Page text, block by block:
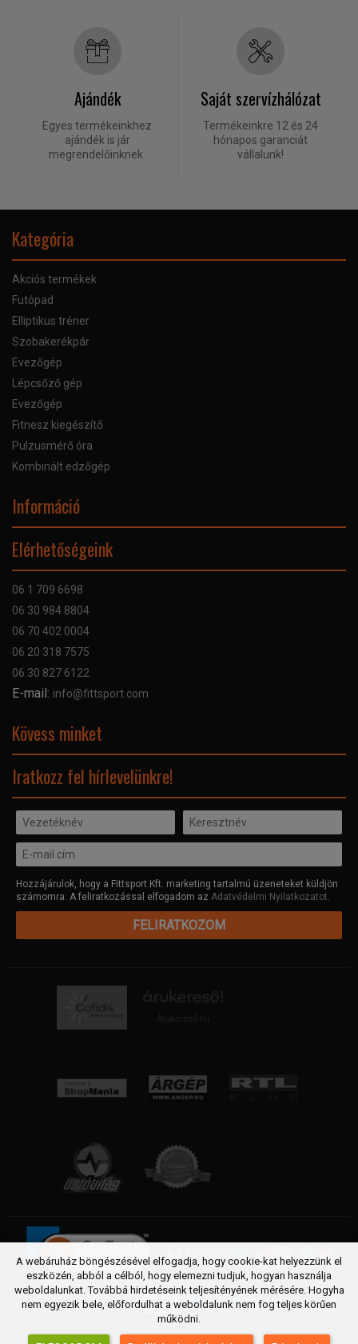
Ajándék
Egyes termékeinkhez
ajándék is jár
megrendelőinknek.
Saját szervízhálózat
Termékeinkre 12 és 24
hónapos garanciát
vállalunk!
Kategória
Akciós termékek
Futópad
Elliptikus tréner
Szobakerékpár
Evezőgép
Lépcsőző gép
Evezőgép
Fitnesz kiegészítő
Pulzusmérő óra
Kombinált edzőgép
Információ
Bankkártyás fizetés
Elismeréseink és díjaink
Adatvédelmi nyilatkozat
Elérhetőségeink
06 1 709 6698
06 30 984 8804
06 70 402 0004
06 20 318 7575
06 30 827 6122
E-mail: info@fittsport.com
Kövess minket
Iratkozz fel hírlevelünkre!
Hozzájárulok, hogy a Fittsport Kft. marketing tartalmú üzeneteket küldjön
számomra. A feliratkozással elfogadom az Adatvédelmi Nyilatkozatot
FELIRATKOZOM
A webáruház böngészésével elfogadja, hogy cookie-kat helyezzünk el
eszközén, abból a célból, hogy elemezni tudjuk, hogyan használja
weboldalunkat. Továbbá hirdetéseink teljesítényének mérésére. Hogyha
nem egyezik bele, előfordulhat a weboldalunk nem fog teljes körűen
működni.